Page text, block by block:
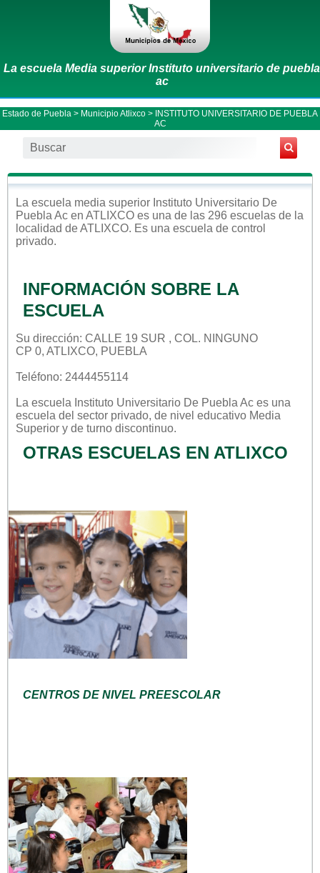
La escuela Media superior Instituto universitario de puebla
ac
Estado de Puebla > Municipio Atlixco > INSTITUTO UNIVERSITARIO DE PUEBLA
AC
La escuela media superior Instituto Universitario De
Puebla Ac en ATLIXCO es una de las 296 escuelas de la
localidad deATLIXCO. Es una escuela de control
privado.
INFORMACIÓN SOBRE LA
ESCUELA
Su dirección: CALLE 19 SUR , COL. NINGUNO
CP 0, ATLIXCO, PUEBLA
Teléfono: 2444455114
La escuela Instituto Universitario De Puebla Ac es una
escuela del sector privado, de nivel educativo Media
Superior y de turno discontinuo.
OTRAS ESCUELAS EN ATLIXCO
CENTROS DE NIVEL PREESCOLAR